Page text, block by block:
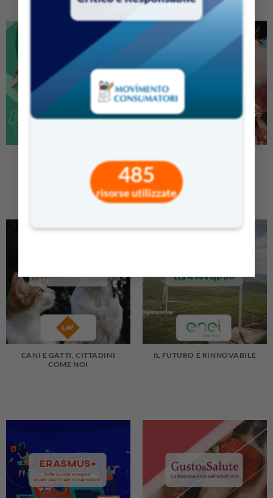
485
risorse utilizzate
CANI E GATTI, CITTADINI
COME NOI
IL FUTURO È RINNOVABILE